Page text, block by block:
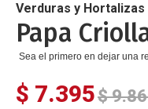
de
la
galería
de
Verduras y Hortalizas
Papa
Sea el primero en dejar una
$ 7.395$